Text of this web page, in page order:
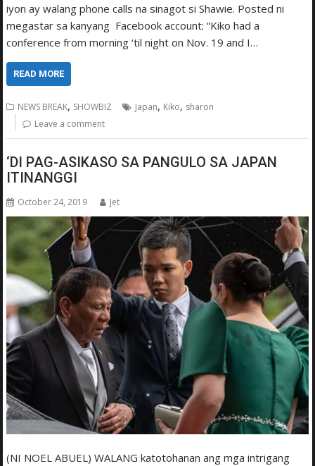
iyon ay walang phone calls na sinagot si Shawie. Posted ni
megastar sa kanyang Facebook account: “Kiko had a
conference from morning ‘til night on Nov. 19 and I…
READ MORE
NEWS BREAK, SHOWBIZ Japan, Kiko, sharon
Leave a comment
‘DI PAG-ASIKASO SA PANGULO SA JAPAN
ITINANGGI
October 24, 2019 Jet
(NI NOEL ABUEL) WALANG katotohanan ang mga intrigang